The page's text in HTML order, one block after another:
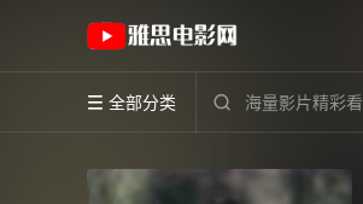
 全部分类 
《诺丫与彩奏》(2025)中国大